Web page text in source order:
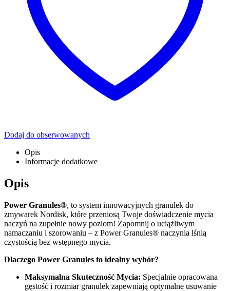
Dodaj do obserwowanych
Opis
Informacje dodatkowe
Opis
Power Granules®, to system innowacyjnych granulek do
zmywarek Nordisk, które przeniosą Twoje doświadczenie mycia
naczyń na zupełnie nowy poziom! Zapomnij o uciążliwym
namaczaniu i szorowaniu – z Power Granules® naczynia lśnią
czystością bez wstępnego mycia.
Dlaczego Power Granules to idealny wybór?
Maksymalna Skuteczność Mycia: Specjalnie opracowana
gęstość i rozmiar granulek zapewniają optymalne usuwanie